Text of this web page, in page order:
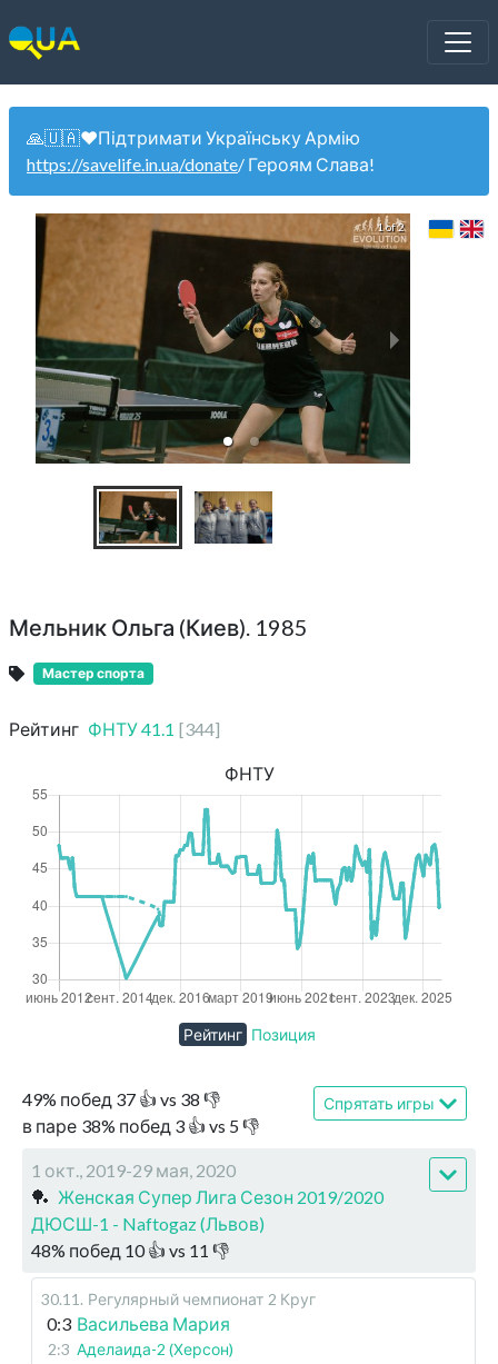
🙏🇺🇦❤️Підтримати Українську Армію
https://savelife.in.ua/donate/ Героям Слава!
1 of 2
Мельник Ольга (Киев). 1985
Мастер спорта
Рейтинг ФНТУ41.1 [344]
49% побед 37 👍 vs 38 👎
в паре 38% побед 3 👍 vs 5👎
Спрятать игры
1 окт., 2019-29 мая, 2020
🏓 Женская Супер Лига Сезон 2019/2020
ДЮСШ-1 - Naftogaz (Львов)
48% побед 10👍 vs 11 👎
30.11 . Регулярный чемпионат 2 Круг
0:3 Васильева Мария
2:3 Аделаида-2 (Херсон)
ФНТУ
Рейтинг Позиция